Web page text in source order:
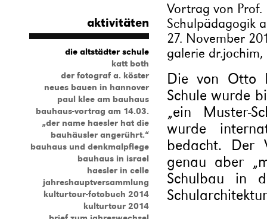
aktivitäten
die altstädter schule
katt both
der fotograf a. köster
neues bauen in hannover
paul klee am bauhaus
bauhaus-vortrag am 14.03.
„der name haesler hat die
bauhäusler angerührt.“
bauhaus und denkmalpflege
bauhaus in israel
haesler in celle
jahreshauptversammlung
kulturtour-fotobuch 2014
kulturtour 2014
Vortrag von Prof.
Schulpädagogik
27. November
galerie
Die von Otto
Schule wurde
„ein Muster-
wurde
bedacht. Der
genau aber
Schulbau in